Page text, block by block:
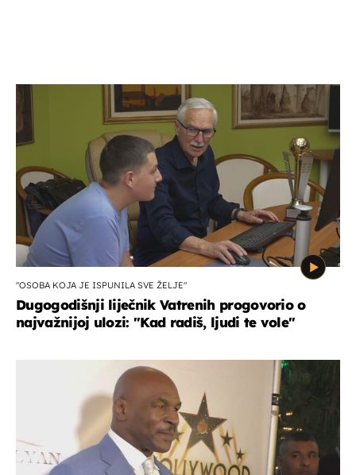
"OSOBA KOJA JE ISPUNILA SVE ŽELJE"
Dugogodišnji liječnik Vatrenih progovorio o
najvažnijoj ulozi: "Kad radiš, ljudi te vole"